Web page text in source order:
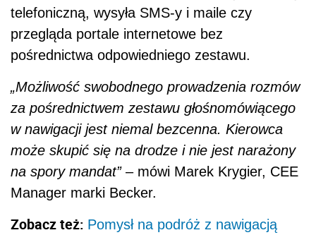
telefoniczną, wysyła SMS-y i maile czy
przegląda portale internetowe bez
pośrednictwa odpowiedniego zestawu.
„Możliwość swobodnego prowadzenia rozmów
za pośrednictwem zestawu głośnomówiącego
w nawigacji jest niemal bezcenna. Kierowca
może skupić się na drodze i nie jest narażony
na spory mandat”– mówi Marek Krygier, CEE
Manager marki Becker.
Zobacz też: Pomysł na podróż z nawigacją